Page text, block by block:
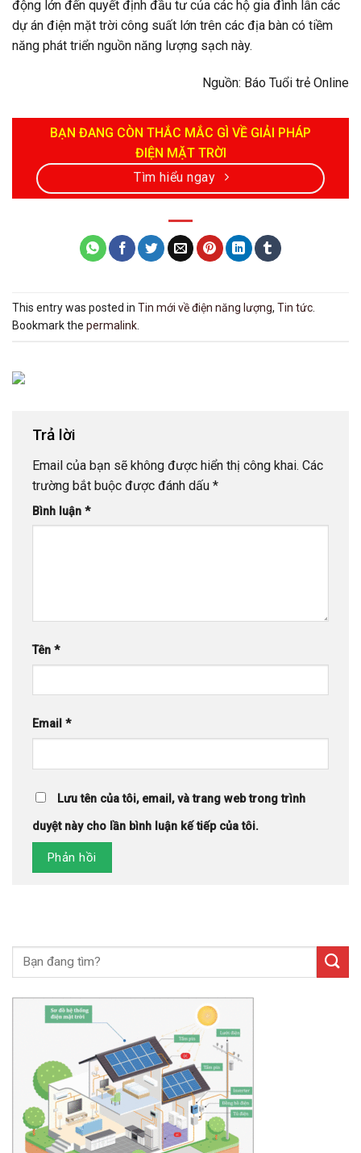
động lớn đến quyết định đầu tư của các hộ gia đình lẫn các
dự án điện mặt trời công suất lớn trên các địa bàn có tiềm
năng phát triển nguồn năng lượng sạch này.
Nguồn: Báo Tuổi trẻ Online
BẠN ĐANG CÒN THẮC MẮC GÌ VỀ GIẢI PHÁP
ĐIỆN MẶT TRỜI
Tìm hiểu ngay
This entry was posted in Tin mới về điện năng lượng, Tin tức
Bookmark the permalink
Trả lời
Email của bạn sẽ không được hiển thị công khai. Các
trường bắt buộc được đánh dấu *
Bình luận *
Tên *
Email *
Lưu tên của tôi, email, và trang web trong trình
duyệt này cho lần bình luận kế tiếp của tôi.